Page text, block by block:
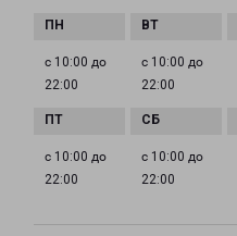
с 10:00 до
22:00
с 10:00 до
22:00
с 10:00 до
22:00
с 10:00 до
22:00